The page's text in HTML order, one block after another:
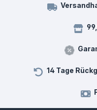
14 Tage